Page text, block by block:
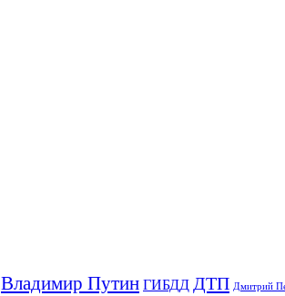
Владимир Путин ГИБДД ДТП Дмитрий